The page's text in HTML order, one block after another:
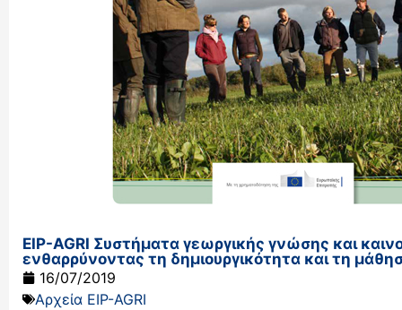
EIP-AGRI Συστήματα γεωργικής γνώσης και
ενθαρρύνοντας τη δημιουργικότητα και τη
16/07/2019
Αρχεία EIP-AGRI